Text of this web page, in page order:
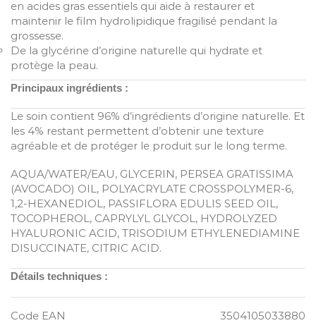
en acides gras essentiels qui aide à restaurer et
maintenir le film hydrolipidique fragilisé pendant la
grossesse.
De la glycérine d’origine naturelle qui hydrate et
protège la peau.
Principaux ingrédients :
Le soin contient 96% d’ingrédients d’origine naturelle. Et
les 4% restant permettent d’obtenir une texture
agréable et de protéger le produit sur le long terme.
AQUA/WATER/EAU, GLYCERIN, PERSEA GRATISSIMA
(AVOCADO) OIL, POLYACRYLATE CROSSPOLYMER-6,
1,2-HEXANEDIOL, PASSIFLORA EDULIS SEED OIL,
TOCOPHEROL, CAPRYLYL GLYCOL, HYDROLYZED
HYALURONIC ACID, TRISODIUM ETHYLENEDIAMINE
DISUCCINATE, CITRIC ACID.
Détails techniques :
Code EAN 3504105033880